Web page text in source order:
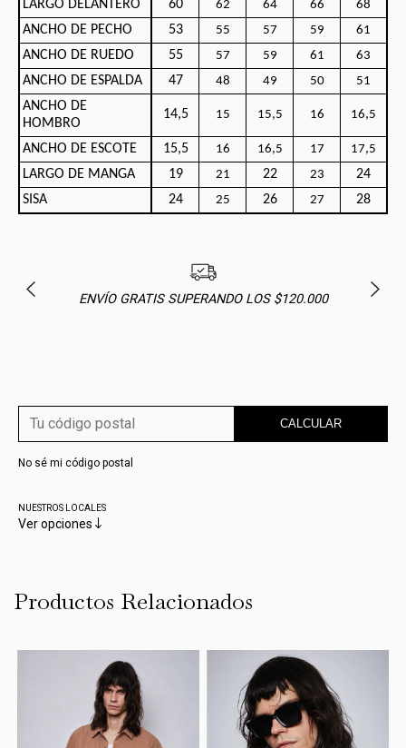
LARGO DELANTERO 60 62 64 66 68
ANCHO DE PECHO 53 55 57 59 61
ANCHO DE RUEDO 55 57 59 61 63
ANCHO DE ESPALDA 47 48 49 50 51
ANCHO DE
HOMBRO
14,5 15 15,5 16 16,5
ANCHO DE ESCOTE 15,5 16 16,5 17 17,5
LARGO DE MANGA 19 21 22 23
24
SISA
24 25 26 27 28
ENVÍO GRATIS SUPERANDO LOS $120.000
CALCULAR
No sé mi código postal
NUESTROS LOCALES
Ver opciones
Productos Relacionados